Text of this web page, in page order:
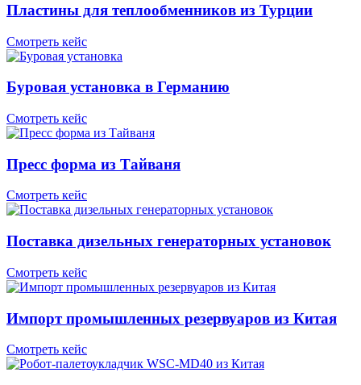
Пластины для теплообменников из Турции
Смотреть кейс
Буровая установка в Германию
Смотреть кейс
Пресс форма из Тайваня
Смотреть кейс
Поставка дизельных генераторных установок
Смотреть кейс
Импорт промышленных резервуаров из Китая
Смотреть кейс